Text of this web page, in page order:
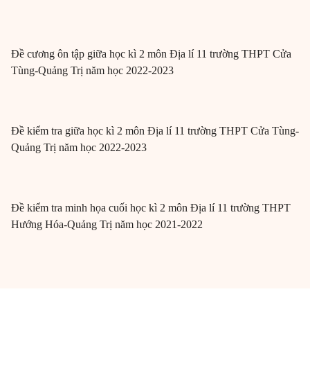
Đề cương ôn tập giữa học kì 2 môn Địa lí 11 trường THPT Cửa
Tùng-Quảng Trị năm học 2022-2023
Đề kiểm tra giữa học kì 2 môn Địa lí 11 trường THPT Cửa Tùng-
Quảng Trị năm học 2022-2023
Đề kiểm tra minh họa cuối học kì 2 môn Địa lí 11 trường THPT
Hướng Hóa-Quảng Trị năm học 2021-2022